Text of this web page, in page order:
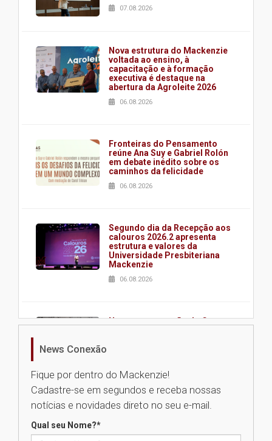
07.08.2026
Nova estrutura do Mackenzie
voltada ao ensino, à
capacitação e à formação
executiva é destaque na
abertura da Agroleite 2026
06.08.2026
Fronteiras do Pensamento
reúne Ana Suy e Gabriel Rolón
em debate inédito sobre os
caminhos da felicidade
06.08.2026
Segundo dia da Recepção aos
calouros 2026.2 apresenta
estrutura e valores da
Universidade Presbiteriana
Mackenzie
06.08.2026
Nova apresentação do Centro
Universidade Mackenzie
realizará nova edição da Feira
News Conexão
Fique por dentro do Mackenzie!
Cadastre-se em segundos e receba nossas
notícias e novidades direto no seu e-mail.
Qual seu Nome?*